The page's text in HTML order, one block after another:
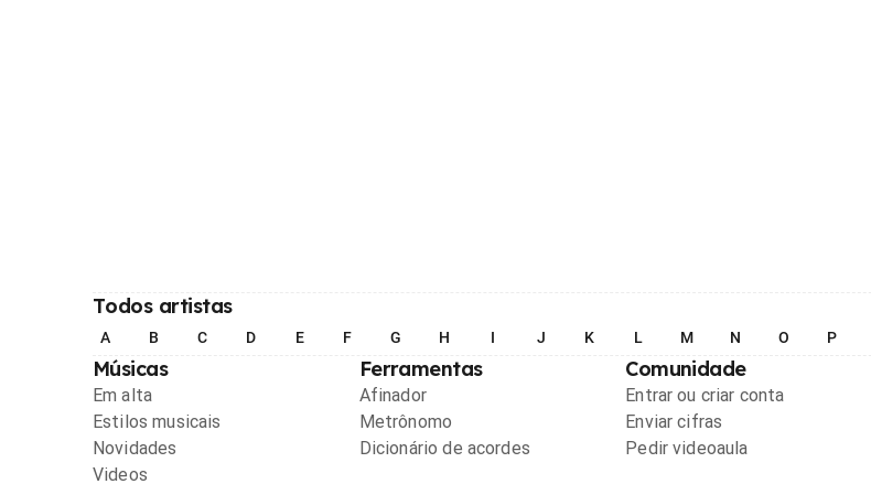
Todos artistas
A B C D E F G H I J K L M N O P
Músicas
Em alta
Estilos musicais
Novidades
Videos
Ferramentas
Afinador
Metrônomo
Dicionário de acordes
Comunidade
Entrar ou criar conta
Enviar cifras
Pedir videoaula